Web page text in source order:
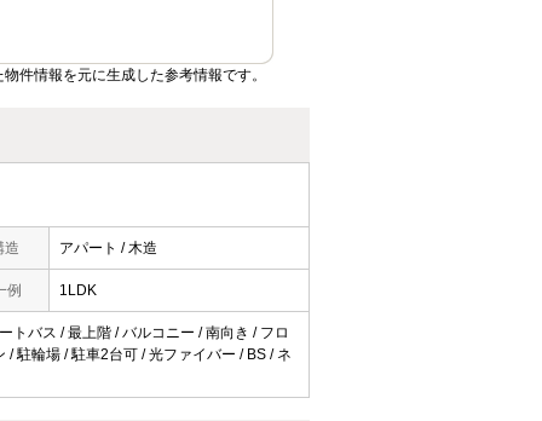
件情報を元に生成した参考情報です。
造 アパート / 木造
例 1LDK
トバス / 最上階 / バルコニー / 南向き / フロ
駐輪場 / 駐車2台可 / 光ファイバー / BS / ネ